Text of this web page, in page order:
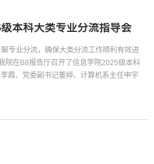
本科大类专业分流指导会
专业分流，确保大类分流工作顺利有效进
院在B8报告厅召开了信息学院2025级本科
霞、党委副书记董婷、计算机系主任申宇
会议。本次指导会由25级辅导员叶敏主